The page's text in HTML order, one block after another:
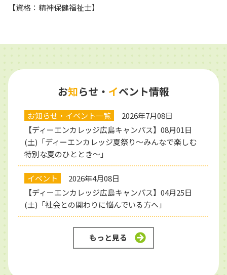
【資格：精神保健福祉士】
お知らせ・ イベント情報
お知らせ・イベント一覧
2026年7月08日
【ディーエンカレッジ広島キャンパス】08月01日
(土)「ディーエンカレッジ夏祭り～みんなで楽しむ
特別な夏のひととき～」
イベント
2026年4月08日
【ディーエンカレッジ広島キャンパス】04月25日
(土)「社会との関わりに悩んでいる方へ」
もっと見る